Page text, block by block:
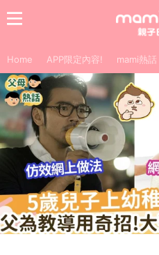
Home APP限定內容! mami熱話